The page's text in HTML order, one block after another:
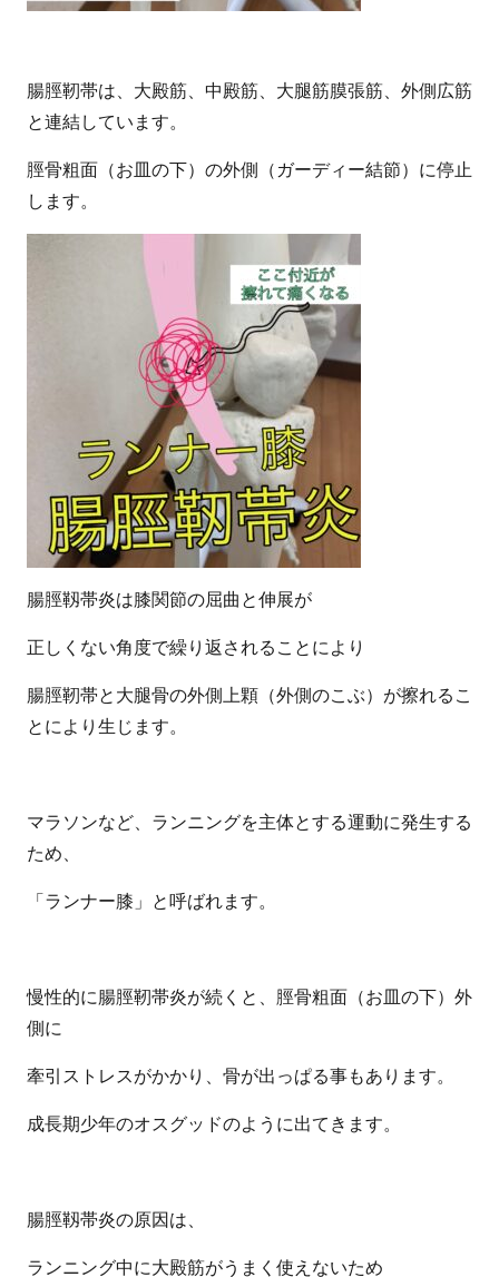
腸脛靭帯は、大殿筋、中殿筋、大腿筋膜張筋、外側広筋
と連結しています。
脛骨粗面（お皿の下）の外側（ガーディー結節）に停止
します。
腸脛靱帯炎は膝関節の屈曲と伸展が
正しくない角度で繰り返されることにより
腸脛靭帯と大腿骨の外側上顆（外側のこぶ）が擦れるこ
とにより生じます。
マラソンなど、ランニングを主体とする運動に発生する
ため、
「ランナー膝」と呼ばれます。
慢性的に腸脛靭帯炎が続くと、脛骨粗面（お皿の下）外
側に
牽引ストレスがかかり、骨が出っぱる事もあります。
成長期少年のオスグッドのように出てきます。
腸脛靱帯炎の原因は、
ランニング中に大殿筋がうまく使えないため